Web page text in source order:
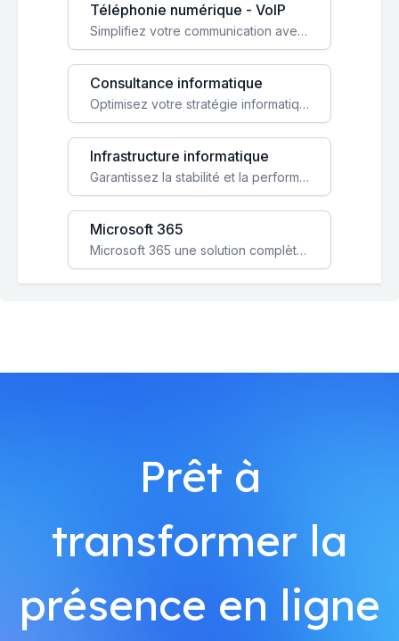
Téléphonie numérique - VoIP
Simplifiez votre communication avec une solution VoIP flexible, économique et adaptée à vos besoins professionnels.
Consultance informatique
Optimisez votre stratégie informatique avec l'expertise de nos consultants pour améliorer votre efficacité et sécurité.
Infrastructure informatique
Garantissez la stabilité et la performance de votre entreprise avec une infrastructure IT sécurisée et évolutive.
Microsoft 365
Microsoft 365 une solution complète qui booste votre productivité, renforce la sécurité de vos données et facilite la collaboration.
Prêt à
transformer la
présence en ligne